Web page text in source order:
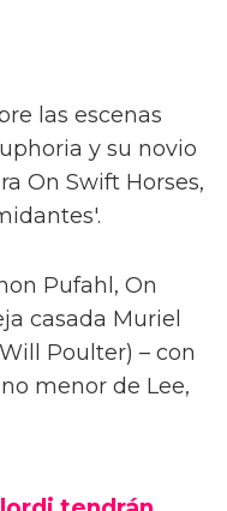
las escenas
y su novio
On Swift Horses,